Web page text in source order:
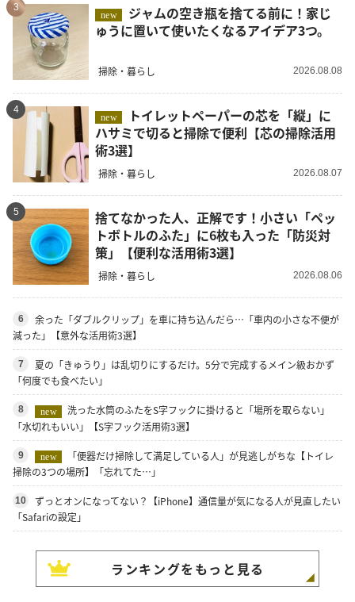
3
new
ゅうに置いて使いたくなるアイデア3つ。
掃除・暮らし 2026.08.08
4
new
ハサミで切ると掃除で便利【芯の掃除活用
術3選】
掃除・暮らし 2026.08.07
5
捨てなかった人、正解です！小さい「ペッ
トボトルのふた」に6枚も入った「防災対
策」【便利な活用術3選】
掃除・暮らし 2026.08.06
6
余った「ダブルクリップ」を車に持ち込んだら…「車内の小さな不便が
減った」【意外な活用術3選】
7
夏の「きゅうり」は乱切りにするだけ。5分で完成するメイン級おかず
「何度でも食べたい」
8 new
洗った水筒のふたをS字フックに掛けると「場所を取らない」
「水切れもいい」【S字フック活用術3選】
9 new
「便器だけ掃除して満足している人」が見逃しがちな【トイレ
掃除の3つの場所】「忘れてた…」
10
ずっとオンになってない？【iPhone】通信量が気になる人が見直したい
「Safariの設定」
ランキングをもっと見る